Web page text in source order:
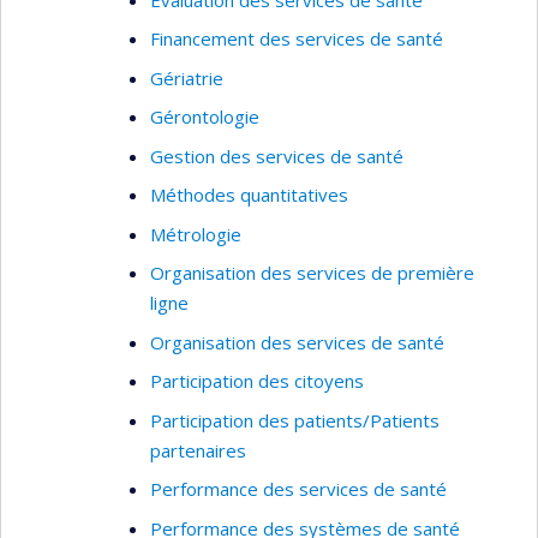
l’autonomisation, en santé et en droit, de la
femme, de la fille et de l’adolescente dans la
Francophonie.
Pour y arriver, elle a recours à divers moyens,
institutionnelles et la création d’une plateforme
numérique favorisant l’interaction et les échanges
de compétences entre les ressources humaines,
matérielles et institutionnelles dans la
Financement des services de santé
Gériatrie
Gérontologie
Gestion des services de santé
Méthodes quantitatives
Métrologie
Organisation des services de première
ligne
Organisation des services de santé
Participation des citoyens
Participation des patients/Patients
partenaires
Performance des services de santé
Performance des systèmes de santé